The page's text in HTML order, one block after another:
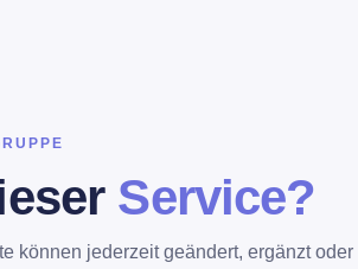
Service?
können jederzeit geändert, ergänzt oder